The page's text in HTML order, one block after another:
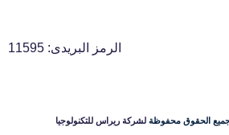
الرمز البريدى: 11595
لشركة ريراس للتكنولوجيا